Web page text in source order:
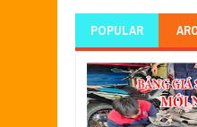
POPULAR